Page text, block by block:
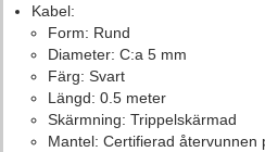
Kabel:
Form: Rund
Diameter: C:a 5 mm
Färg: Svart
Längd: 0.5 meter
Skärmning: Trippelskärmad
Mantel: Certifierad återvunnen